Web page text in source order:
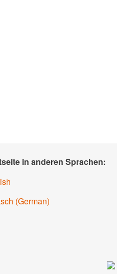
in anderen Sprachen:
(German)